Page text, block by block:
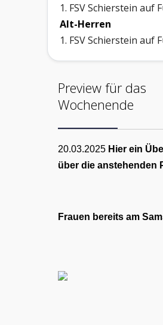
1. FSV Schierstein auf
Alt-Herren
1. FSV Schierstein auf
Preview für das
Wochenende
20.03.2025 Hier ein
über die anstehenden
Frauen bereits am